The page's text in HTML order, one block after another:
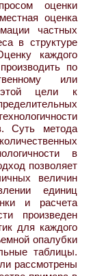
оценки
оценка
частных
в структуре
каждого
по
или
этой цели к
Суть метода
в
позволяет
величин
единиц
и расчета
произведен
для каждого
опалубки
таблицы.
рассмотрены